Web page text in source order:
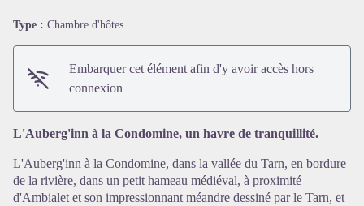
Type : Chambre d'hôtes
Embarquer cet élément afin d'y avoir accès hors
connexion
L'Auberg'inn à la Condomine, un havre de tranquillité.
L'Auberg'inn à la Condomine, dans la vallée du Tarn, en bordure
de la rivière, dans un petit hameau médiéval, à proximité
d'Ambialet et son impressionnant méandre dessiné par le Tarn, et